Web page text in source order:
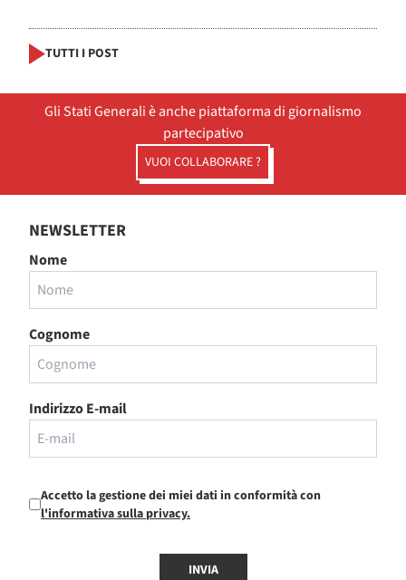
TUTTI I POST
Gli Stati Generali è anche piattaforma di giornalismo
partecipativo
VUOI COLLABORARE ?
NEWSLETTER
Nome
Cognome
Indirizzo E-mail
Accetto la gestione dei miei dati in conformità con
l'informativa sulla privacy.
INVIA